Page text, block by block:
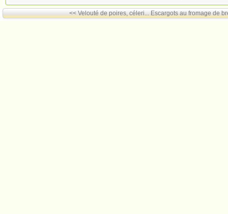
<< Velouté de poires, céleri... Escargots au fromage de